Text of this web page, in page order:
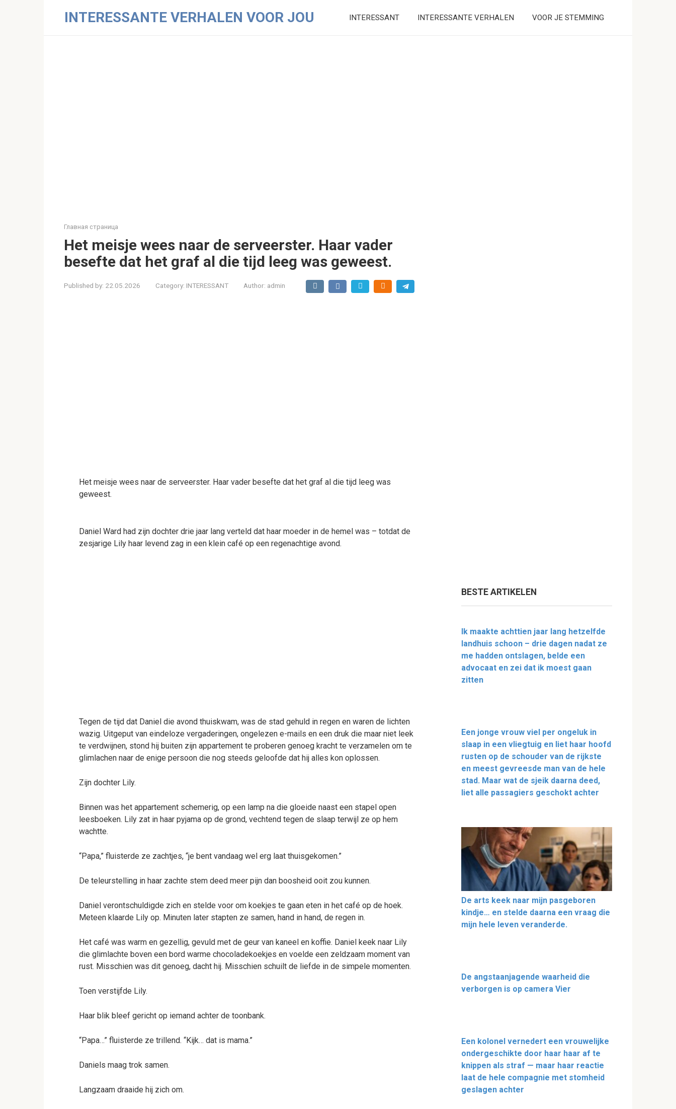
INTERESSANTE VERHALEN VOOR JOU INTERESSANT INTERESSANTE VERHALEN VOOR JE STEMMING
Главная страница
Het meisje wees naar de serveerster. Haar vader
besefte dat het graf al die tijd leeg was geweest.
Published by: 22.05.2026 Category: INTERESSANT Author: admin
Het meisje wees naar de serveerster. Haar vader besefte dat het graf al die tijd leeg was
geweest.
Daniel Ward had zijn dochter drie jaar lang verteld dat haar moeder in de hemel was – totdat de
zesjarige Lily haar levend zag in een klein café op een regenachtige avond.
Tegen de tijd dat Daniel die avond thuiskwam, was de stad gehuld in regen en waren de lichten
wazig. Uitgeput van eindeloze vergaderingen, ongelezen e-mails en een druk die maar niet leek
te verdwijnen, stond hij buiten zijn appartement te proberen genoeg kracht te verzamelen om te
glimlachen naar de enige persoon die nog steeds geloofde dat hij alles kon oplossen.
Zijn dochter Lily.
Binnen was het appartement schemerig, op een lamp na die gloeide naast een stapel open
leesboeken. Lily zat in haar pyjama op de grond, vechtend tegen de slaap terwijl ze op hem
wachtte.
“Papa,” fluisterde ze zachtjes, “je bent vandaag wel erg laat thuisgekomen.”
De teleurstelling in haar zachte stem deed meer pijn dan boosheid ooit zou kunnen.
Daniel verontschuldigde zich en stelde voor om koekjes te gaan eten in het café op de hoek.
Meteen klaarde Lily op. Minuten later stapten ze samen, hand in hand, de regen in.
Het café was warm en gezellig, gevuld met de geur van kaneel en koffie. Daniel keek naar Lily
die glimlachte boven een bord warme chocoladekoekjes en voelde een zeldzaam moment van
rust. Misschien was dit genoeg, dacht hij. Misschien schuilt de liefde in de simpele momenten.
Toen verstijfde Lily.
Haar blik bleef gericht op iemand achter de toonbank.
“Papa…” fluisterde ze trillend. “Kijk… dat is mama.”
Daniels maag trok samen.
Langzaam draaide hij zich om.
BESTE ARTIKELEN
Ik maakte achttien jaar lang hetzelfde
landhuis schoon – drie dagen nadat ze
me hadden ontslagen, belde een
advocaat en zei dat ik moest gaan
zitten
Een jonge vrouw viel per ongeluk in
slaap in een vliegtuig en liet haar hoofd
rusten op de schouder van de rijkste
en meest gevreesde man van de hele
stad. Maar wat de sjeik daarna deed,
liet alle passagiers geschokt achter
De arts keek naar mijn pasgeboren
kindje… en stelde daarna een vraag die
mijn hele leven veranderde.
De angstaanjagende waarheid die
verborgen is op camera Vier
Een kolonel vernedert een vrouwelijke
ondergeschikte door haar haar af te
knippen als straf — maar haar reactie
laat de hele compagnie met stomheid
geslagen achter